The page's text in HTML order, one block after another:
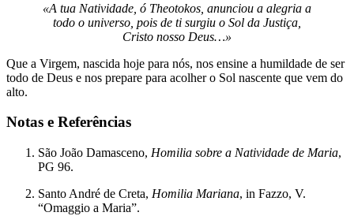
«A tua Natividade, ó Theotokos, anunciou a alegria a
todo o universo, pois de ti surgiu o Sol da Justiça,
Cristo nosso Deus…»
Que a Virgem, nascida hoje para nós, nos ensine a humildade de ser
todo de Deus e nos prepare para acolher o Sol nascente que vem do
alto.
Notas e Referências
São João Damasceno, Homilia sobre a Natividade de Maria,
PG 96.
Santo André de Creta, Homilia Mariana, in Fazzo, V.
“Omaggio a Maria”.